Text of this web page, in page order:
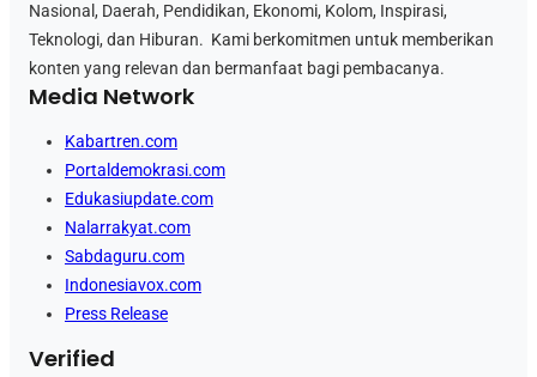
Nasional, Daerah, Pendidikan, Ekonomi, Kolom, Inspirasi,
Teknologi, dan Hiburan. Kami berkomitmen untuk memberikan
konten yang relevan dan bermanfaat bagi pembacanya.
Media Network
Kabartren.com
Portaldemokrasi.com
Edukasiupdate.com
Nalarrakyat.com
Sabdaguru.com
Indonesiavox.com
Press Release
Verified